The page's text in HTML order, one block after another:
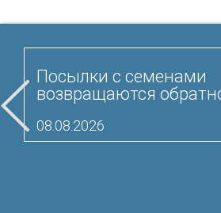
Посылки с семенами
возвращаются
08.08.2026